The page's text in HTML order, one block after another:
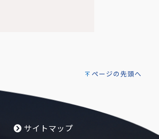
ページの先頭へ
サイトマップ